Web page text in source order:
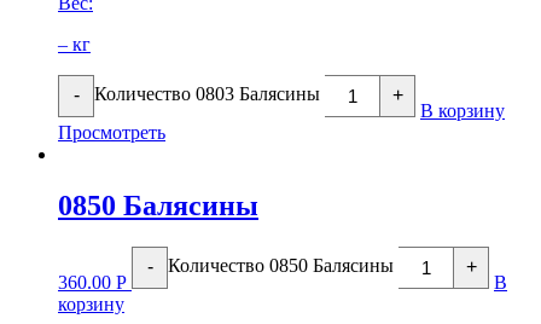
– кг
- Количество 0803 Балясины +
В корзину
Просмотреть
0850 Балясины
360.00 Р
- Количество 0850 Балясины +
В
корзину